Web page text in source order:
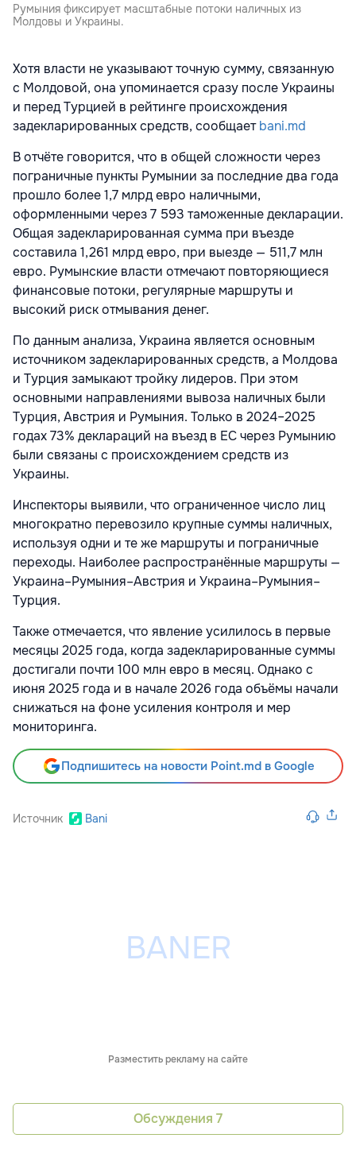
Румыния фиксирует масштабные потоки наличных из
Молдовы и Украины.
Хотя власти не указывают точную сумму, связанную
с Молдовой, она упоминается сразу после Украины
и перед Турцией в рейтинге происхождения
задекларированных средств, сообщаетbani.md
В отчёте говорится, что в общей сложности через
пограничные пункты Румынии за последние два года
прошло более 1,7 млрд евро наличными,
оформленными через 7 593 таможенные декларации.
Общая задекларированная сумма при въезде
составила 1,261 млрд евро, при выезде — 511,7 млн
евро. Румынские власти отмечают повторяющиеся
финансовые потоки, регулярные маршруты и
высокий риск отмывания денег.
По данным анализа, Украина является основным
источником задекларированных средств, а Молдова
и Турция замыкают тройку лидеров. При этом
основными направлениями вывоза наличных были
Турция, Австрия и Румыния. Только в 2024–2025
годах 73% деклараций на въезд в ЕС через Румынию
были связаны с происхождением средств из
Украины.
Инспекторы выявили, что ограниченное число лиц
многократно перевозило крупные суммы наличных,
используя одни и те же маршруты и пограничные
переходы. Наиболее распространённые маршруты —
Украина–Румыния–Австрия и Украина–Румыния–
Турция.
Также отмечается, что явление усилилось в первые
месяцы 2025 года, когда задекларированные суммы
достигали почти 100 млн евро в месяц. Однако с
июня 2025 года и в начале 2026 года объёмы начали
снижаться на фоне усиления контроля и мер
мониторинга.
Подпишитесь на новости Point.md в Google
Источник Bani
Разместить рекламу на сайте
Обсуждения 7